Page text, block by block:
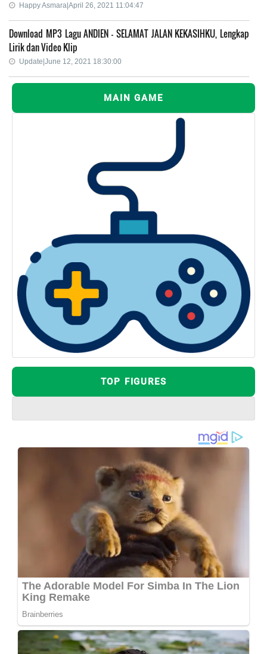
Happy Asmara|April 26, 2021 11:04:47
Download MP3 Lagu ANDIEN - SELAMAT JALAN KEKASIHKU, Lengkap
Lirik dan Video Klip
Update|June 12, 2021 18:30:00
MAIN GAME
TOP FIGURES